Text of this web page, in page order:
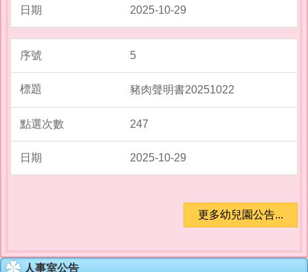
2025-10-29
5
豬肉聲明書20251022
247
2025-10-29
更多幼兒園公告...
人事室公告